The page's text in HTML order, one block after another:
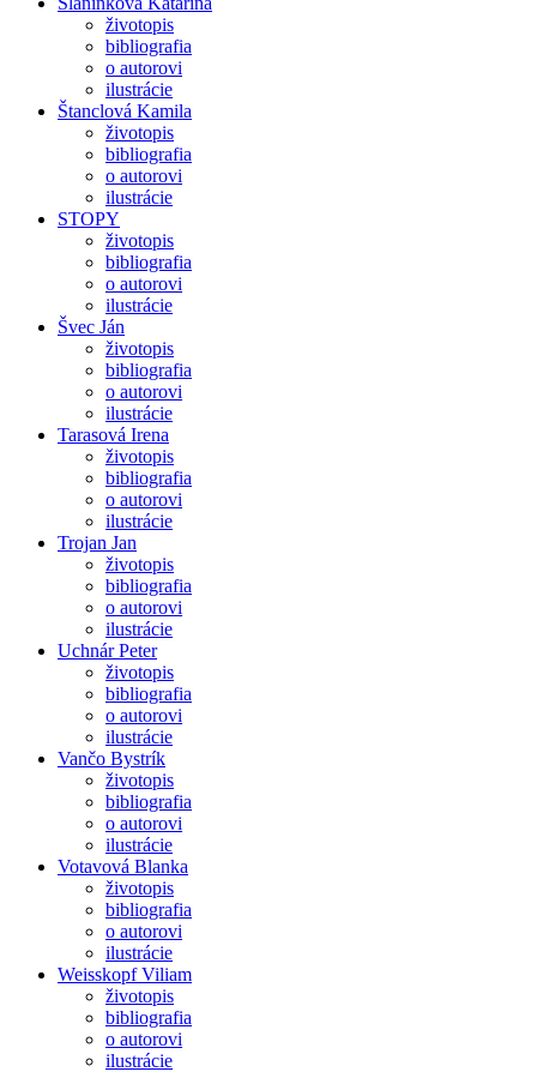
životopis
bibliografia
o autorovi
ilustrácie
Štanclová Kamila
životopis
bibliografia
o autorovi
ilustrácie
STOPY
životopis
bibliografia
o autorovi
ilustrácie
Švec Ján
životopis
bibliografia
o autorovi
ilustrácie
Tarasová Irena
životopis
bibliografia
o autorovi
ilustrácie
Trojan Jan
životopis
bibliografia
o autorovi
ilustrácie
Uchnár Peter
životopis
bibliografia
o autorovi
ilustrácie
Vančo Bystrík
životopis
bibliografia
o autorovi
ilustrácie
Votavová Blanka
životopis
bibliografia
o autorovi
ilustrácie
Weisskopf Viliam
životopis
bibliografia
o autorovi
ilustrácie